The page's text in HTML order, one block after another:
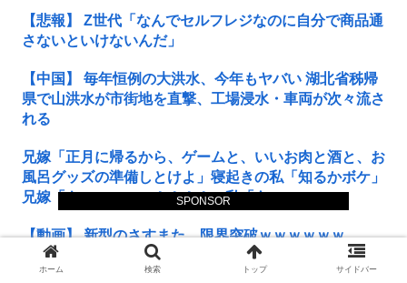
SPONSOR
【悲報】 Z世代「なんでセルフレジなのに自分で商品通
さないといけないんだ」
【中国】 毎年恒例の大洪水、今年もヤバい 湖北省秭帰
県で山洪水が市街地を直撃、工場浸水・車両が次々流さ
れる
兄嫁「正月に帰るから、ゲームと、いいお肉と酒と、お
風呂グッズの準備しとけよ」寝起きの私「知るかボケ」
兄嫁「キィィィィー！！！！」私「あ…」
【動画】 新型のさすまた、限界突破ｗｗｗｗｗｗ
【悲報】 有吉、一般人に「ド正論」を叩きつけて炎上
ホーム 検索 トップ サイドバー